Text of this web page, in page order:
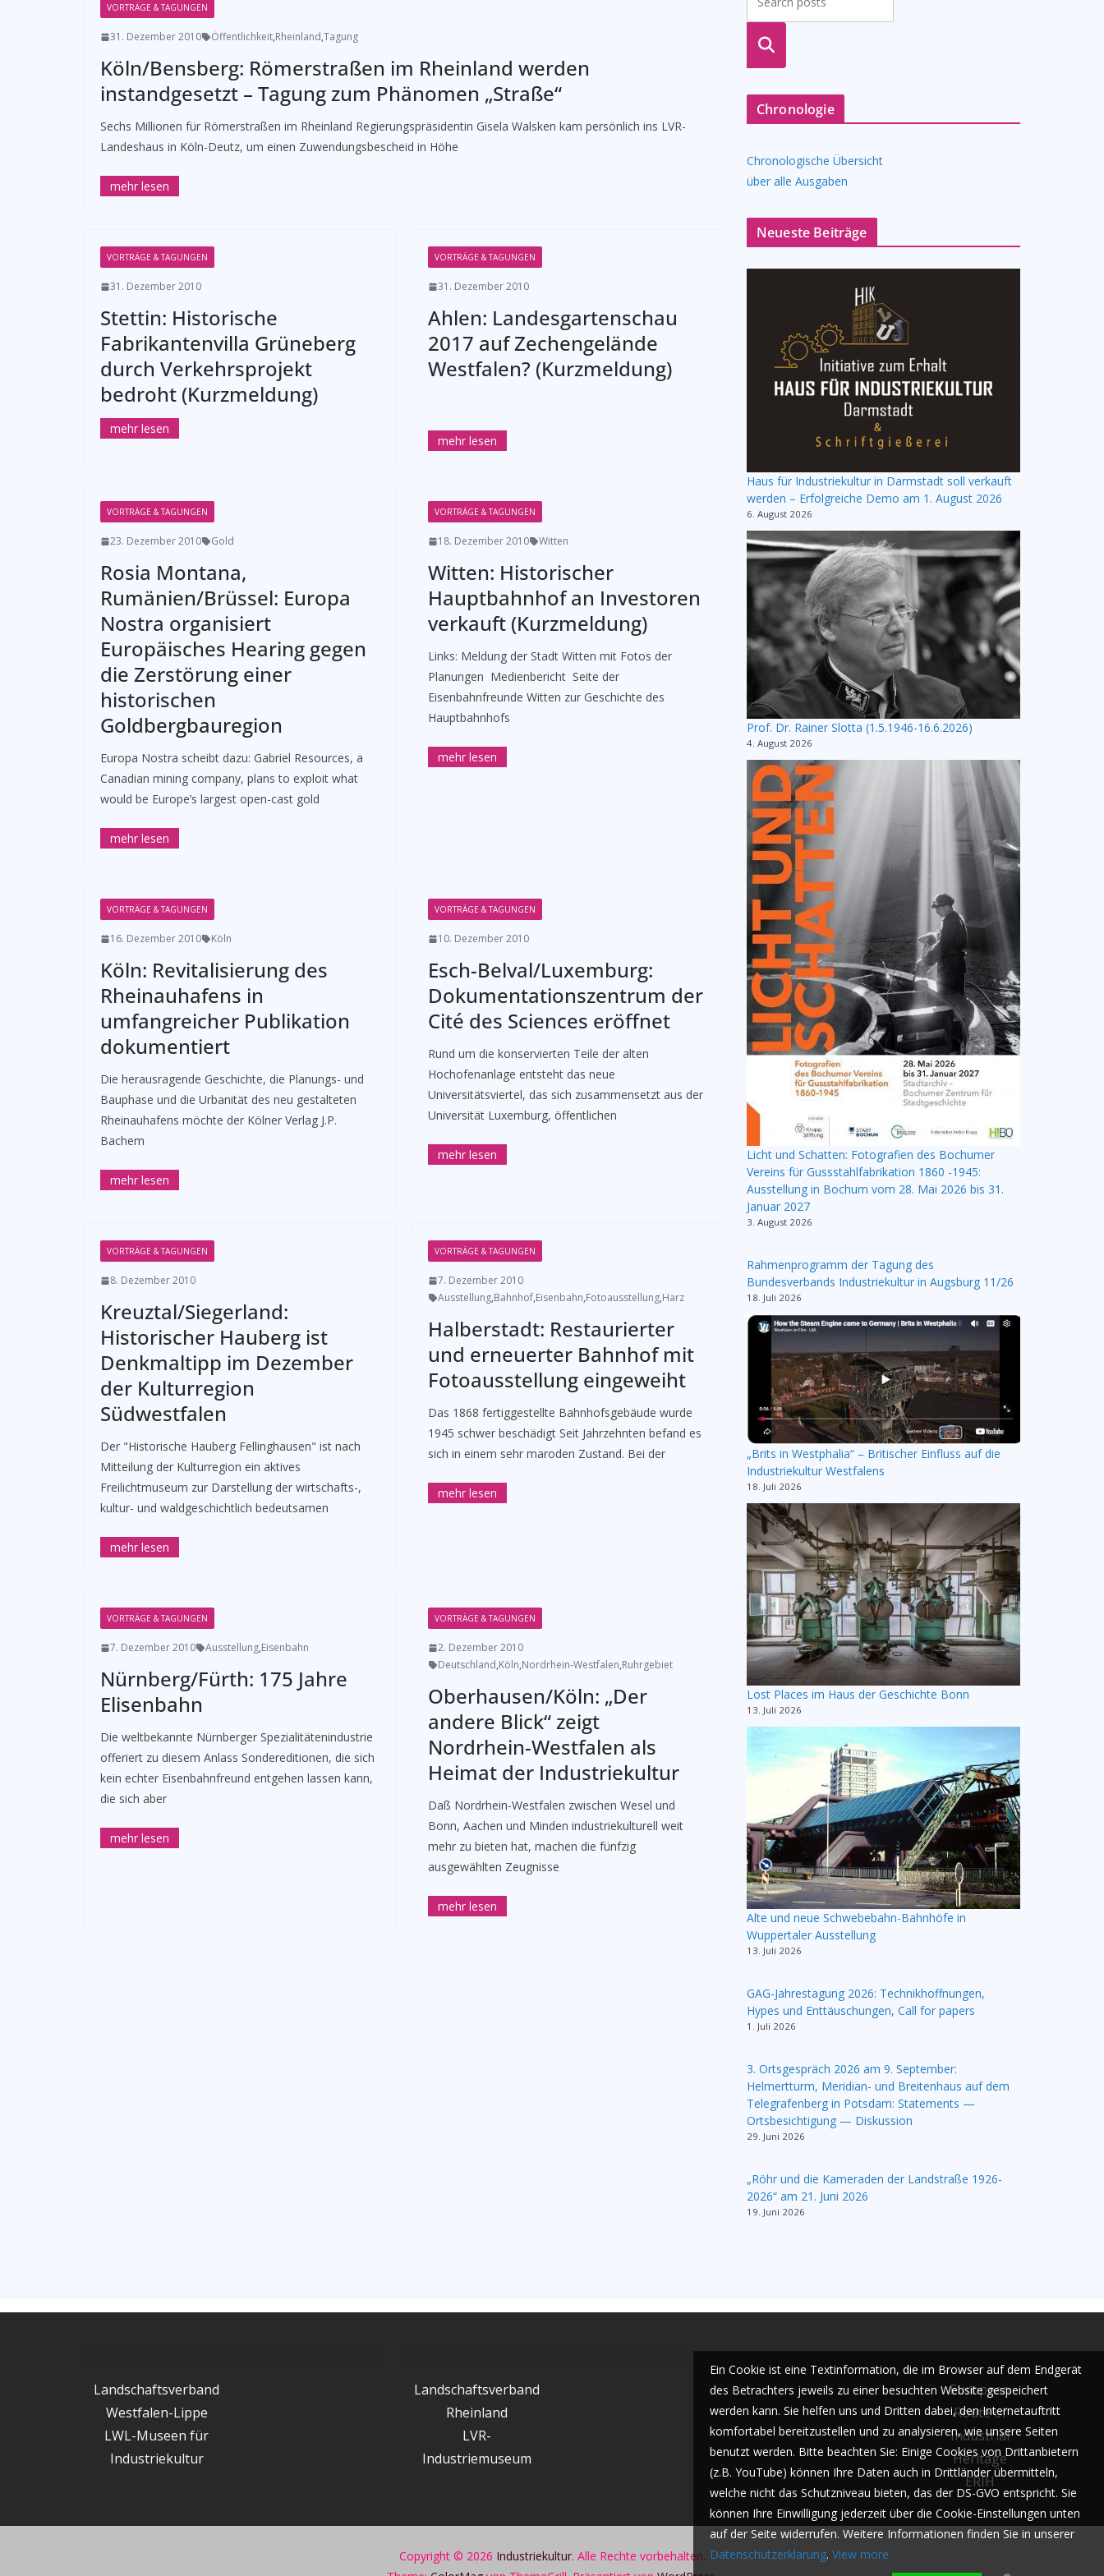
VORTRÄGE & TAGUNGEN
31. Dezember 2010 Öffentlichkeit,Rheinland,Tagung
Köln/Bensberg: Römerstraßen im Rheinland werden
instandgesetzt – Tagung zum Phänomen „Straße“
Sechs Millionen für Römerstraßen im Rheinland Regierungspräsidentin Gisela Walsken kam persönlich ins LVR-
Landeshaus in Köln-Deutz, um einen Zuwendungsbescheid in Höhe
VORTRÄGE & TAGUNGEN
31. Dezember 2010
Stettin: Historische
Fabrikantenvilla Grüneberg
durch Verkehrsprojekt
bedroht (Kurzmeldung)
VORTRÄGE & TAGUNGEN
31. Dezember 2010
Ahlen: Landesgartenschau
2017 auf Zechengelände
Westfalen? (Kurzmeldung)
VORTRÄGE & TAGUNGEN
23. Dezember 2010 Gold
Rosia Montana,
Rumänien/Brüssel: Europa
Nostra organisiert
Europäisches Hearing gegen
die Zerstörung einer
historischen
Goldbergbauregion
­Europa Nostra scheibt dazu: Gabriel Resources, a
Canadian mining company, plans to exploit what
would be Europe’s largest open-cast gold
VORTRÄGE & TAGUNGEN
18. Dezember 2010 Witten
Witten: Historischer
Hauptbahnhof an Investoren
verkauft (Kurzmeldung)
­Links: Meldung der Stadt Witten mit Fotos der
Planungen Medienbericht Seite der
Eisenbahnfreunde Witten zur Geschichte des
Hauptbahnhofs ­
VORTRÄGE & TAGUNGEN
16. Dezember 2010 Köln
Köln: Revitalisierung des
Rheinauhafens in
umfangreicher Publikation
dokumentiert
­Die herausragende Geschichte, die Planungs- und
Bauphase und die Urbanität des neu gestalteten
Rheinauhafens möchte der Kölner Verlag J.P.
Bachem
VORTRÄGE & TAGUNGEN
10. Dezember 2010
Esch-Belval/Luxemburg:
Dokumentationszentrum der
Cité des Sciences eröffnet
­Rund um die konservierten Teile der alten
Hochofenanlage entsteht das neue
Universitätsviertel, das sich zusammensetzt aus der
Universität Luxemburg, öffentlichen
VORTRÄGE & TAGUNGEN
8. Dezember 2010
Kreuztal/Siegerland:
Historischer Hauberg ist
Denkmaltipp im Dezember
der Kulturregion
Südwestfalen
­­Der "Historische Hauberg Fellinghausen" ist nach
Mitteilung der Kulturregion ein aktives
Freilichtmuseum zur Darstellung der wirtschafts-,
kultur- und waldgeschichtlich bedeutsamen
VORTRÄGE & TAGUNGEN
7. Dezember 2010
Ausstellung,Bahnhof,Eisenbahn,Fotoausstellung,Harz
Halberstadt: Restaurierter
und erneuerter Bahnhof mit
Fotoausstellung eingeweiht
Das 1868 fertiggestellte Bahnhofsgebäude wurde
1945 schwer beschädigt Seit Jahrzehnten befand es
sich in einem sehr maroden Zustand. Bei der
VORTRÄGE & TAGUNGEN
7. Dezember 2010 Ausstellung,Eisenbahn
Nürnberg/Fürth: 175 Jahre
Elisenbahn
­Die weltbekannte Nürnberger Spezialitätenindustrie
offeriert zu diesem Anlass Sondereditionen, die sich
kein echter Eisenbahnfreund entgehen lassen kann,
die sich aber
VORTRÄGE & TAGUNGEN
2. Dezember 2010
Deutschland,Köln,Nordrhein-Westfalen,Ruhrgebiet
Oberhausen/Köln: „Der
andere Blick“ zeigt
Nordrhein-Westfalen als
Heimat der Industriekultur
­Daß Nordrhein-Westfalen zwischen Wesel und
Bonn, Aachen und Minden industriekulturell weit
mehr zu bieten hat, machen die fünfzig
ausgewählten Zeugnisse
suche
Chronologie
Chronologische Übersicht
über alle Ausgaben
Neueste Beiträge
Haus für Industriekultur in Darmstadt soll verkauft
werden – Erfolgreiche Demo am 1. August 2026
6. August 2026
Prof. Dr. Rainer Slotta (1.5.1946-16.6.2026)
4. August 2026
Licht und Schatten: Fotografien des Bochumer
Vereins für Gussstahlfabrikation 1860 -1945:
Ausstellung in Bochum vom 28. Mai 2026 bis 31.
Januar 2027
3. August 2026
Rahmenprogramm der Tagung des
Bundesverbands Industriekultur in Augsburg 11/26
18. Juli 2026
„Brits in Westphalia“ – Britischer Einfluss auf die
Industriekultur Westfalens
18. Juli 2026
Lost Places im Haus der Geschichte Bonn
13. Juli 2026
Alte und neue Schwebebahn-Bahnhöfe in
Wuppertaler Ausstellung
13. Juli 2026
GAG-Jahrestagung 2026: Technikhoffnungen,
Hypes und Enttäuschungen, Call for papers
1. Juli 2026
3. Ortsgespräch 2026 am 9. September:
Helmertturm, Meridian- und Breitenhaus auf dem
Telegrafenberg in Potsdam: Statements —
Ortsbesichtigung — Diskussion
29. Juni 2026
„Röhr und die Kameraden der Landstraße 1926-
2026“ am 21. Juni 2026
19. Juni 2026
Landschaftsverband
Westfalen-Lippe
LWL-Museen für
Industriekultur
Landschaftsverband
Rheinland
LVR-
Industriemuseum
European
Route of
Industrial
Heritage
ERIH
Copyright © 2026 Industriekultur. Alle Rechte vorbehalten.
Ein Cookie ist eine Textinformation, die im Browser auf dem Endgerät
des Betrachters jeweils zu einer besuchten Website gespeichert
werden kann. Sie helfen uns und Dritten dabei, den Internetauftritt
komfortabel bereitzustellen und zu analysieren, wie unsere Seiten
benutzt werden. Bitte beachten Sie: Einige Cookies von Drittanbietern
(z.B. YouTube) können Ihre Daten auch in Drittländer übermitteln,
welche nicht das Schutzniveau bieten, das der DS-GVO entspricht. Sie
können Ihre Einwilligung jederzeit über die Cookie-Einstellungen unten
auf der Seite widerrufen. Weitere Informationen finden Sie in unserer
Datenschutzerklärung. View more